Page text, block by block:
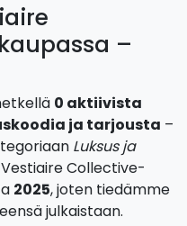
–
0 aktiivista
ja tarjousta –
Luksus ja
Collective-
2025, joten tiedämme
julkaistaan.